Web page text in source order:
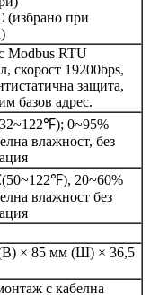
(избрано при
Modbus RTU
скорост 19200bps,
защита,
базов адрес.
0~95%
влажност, без
20~60%
влажност без
× 85 мм (Ш) × 36,5
с кабелна